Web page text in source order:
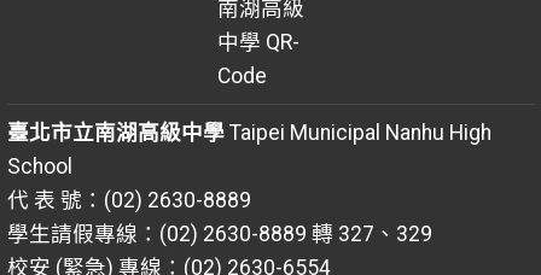
臺北市立南湖高級中學Taipei Municipal Nanhu High
School
代 表 號：(02) 2630-8889
學生請假專線：(02) 2630-8889 轉 327、329
校安 (緊急) 專線：(02) 2630-6554